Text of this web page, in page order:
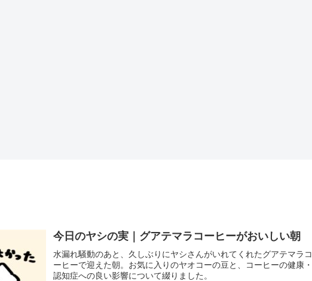
今日のヤシの実｜グアテマラコーヒーがおいしい朝
水漏れ騒動のあと、久しぶりにヤシさんがいれてくれたグアテマラコ
ーヒーで迎えた朝。お気に入りのヤオコーの豆と、コーヒーの健康・
認知症への良い影響について綴りました。